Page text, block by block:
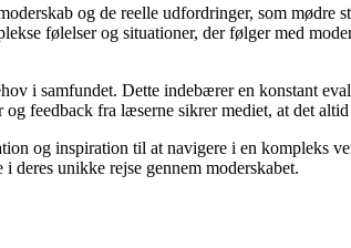
og de reelle udfordringer, som mødre
følelser og situationer, der følger med
i samfundet. Dette indebærer en konstant
feedback fra læserne sikrer mediet, at det
og inspiration til at navigere i en kompleks
deres unikke rejse gennem moderskabet.